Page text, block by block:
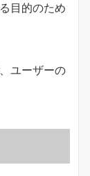
目的のため
ユーザーの